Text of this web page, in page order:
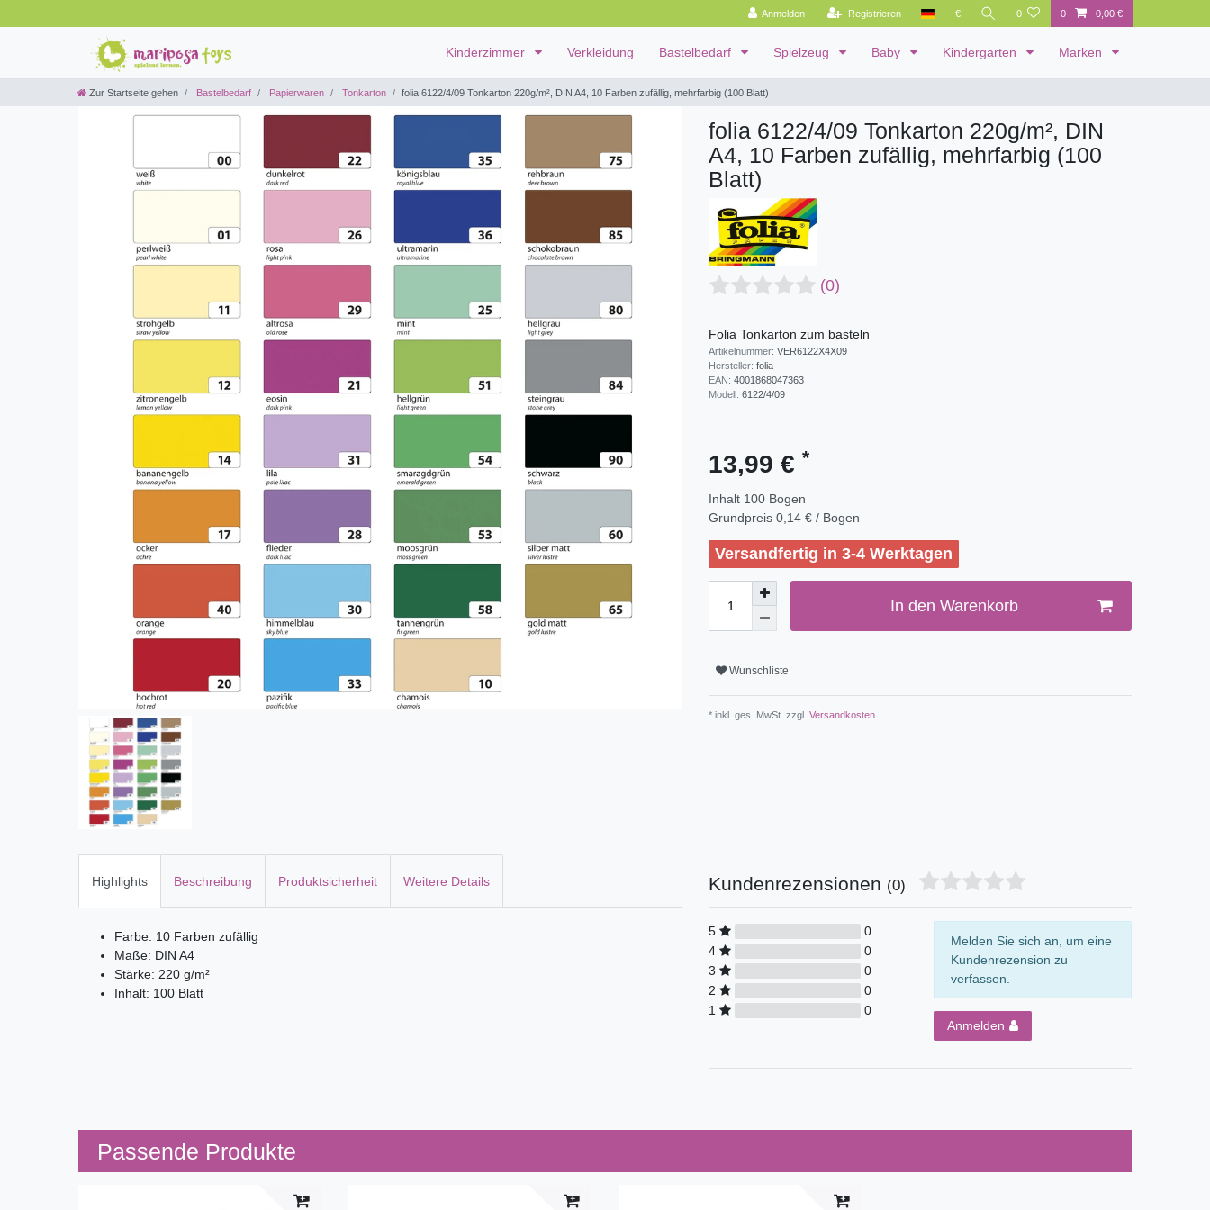
Anmelden Registrieren € 0 0 0,00 €
Kinderzimmer Verkleidung Bastelbedarf Spielzeug Baby Kindergarten Marken
Zur Startseite gehen Bastelbedarf Papierwaren Tonkarton folia 6122/4/09 Tonkarton 220g/m², DIN A4, 10 Farben zufällig, mehrfarbig (100 Blatt)
folia 6122/4/09 Tonkarton 220g/m², DIN
A4, 10 Farben zufällig, mehrfarbig (100
Blatt)
(0)
Folia Tonkarton zum basteln
Artikelnummer: VER6122X4X09
Hersteller: folia
EAN: 4001868047363
Modell: 6122/4/09
13,99 € *
Inhalt 100 Bogen
Grundpreis 0,14 € / Bogen
Versandfertig in 3-4 Werktagen
In den Warenkorb
Wunschliste
* inkl. ges. MwSt. zzgl. Versandkosten
Highlights Beschreibung Produktsicherheit Weitere Details
Farbe: 10 Farben zufällig
Maße: DIN A4
Stärke: 220 g/m²
Inhalt: 100 Blatt
Kundenrezensionen (0)
5
0
4
0
3
0
2
0
1
0
Melden Sie sich an, um eine
Kundenrezension zu
verfassen.
Anmelden
Passende Produkte